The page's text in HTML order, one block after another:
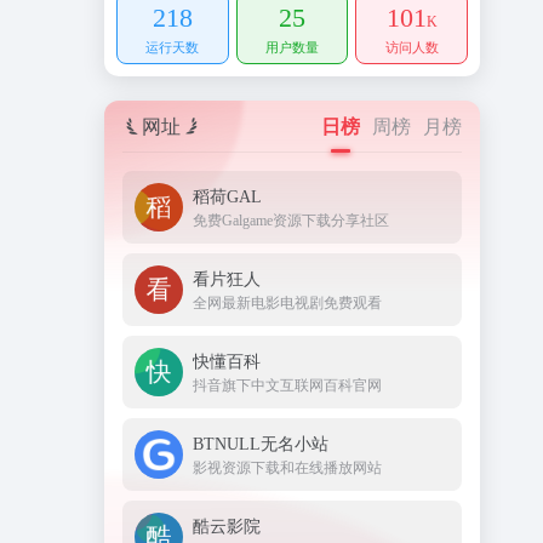
218
运行天数
25
用户数量
101K
访问人数
网址 日榜 周榜 月榜
稻荷GAL
免费Galgame资源下载分享社区
看片狂人
全网最新电影电视剧免费观看
快懂百科
抖音旗下中文互联网百科官网
BTNULL无名小站
影视资源下载和在线播放网站
酷云影院